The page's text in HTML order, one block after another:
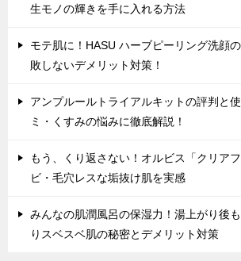
生モノの輝きを手に入れる方法
モテ肌に！HASU ハーブピーリング洗顔
敗しないデメリット対策！
アンプルールトライアルキットの評判と
ミ・くすみの悩みに徹底解説！
もう、くり返さない！オルビス「クリア
ビ・毛穴レスな垢抜け肌を実感
みんなの肌潤風呂の保湿力！湯上がり後
りスベスベ肌の秘密とデメリット対策